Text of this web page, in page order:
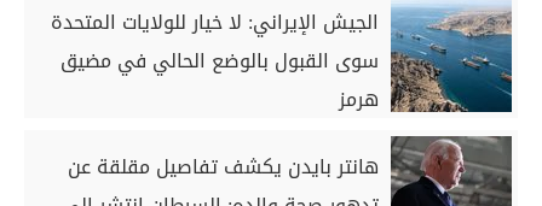
الجيش الإيراني: لا خيار للولايات المتحدة
سوى القبول بالوضع الحالي في مضيق
هرمز
هانتر بايدن يكشف تفاصيل مقلقة عن